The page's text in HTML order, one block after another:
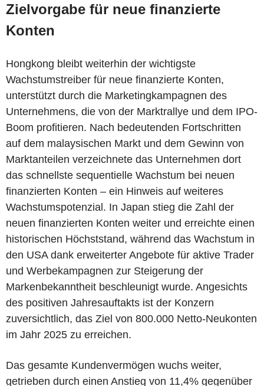
Zielvorgabe für neue finanzierte
Konten
Hongkong bleibt weiterhin der wichtigste
Wachstumstreiber für neue finanzierte Konten,
unterstützt durch die Marketingkampagnen des
Unternehmens, die von der Marktrallye und dem IPO-
Boom profitieren. Nach bedeutenden Fortschritten
auf dem malaysischen Markt und dem Gewinn von
Marktanteilen verzeichnete das Unternehmen dort
das schnellste sequentielle Wachstum bei neuen
finanzierten Konten – ein Hinweis auf weiteres
Wachstumspotenzial. In Japan stieg die Zahl der
neuen finanzierten Konten weiter und erreichte einen
historischen Höchststand, während das Wachstum in
den USA dank erweiterter Angebote für aktive Trader
und Werbekampagnen zur Steigerung der
Markenbekanntheit beschleunigt wurde. Angesichts
des positiven Jahresauftakts ist der Konzern
zuversichtlich, das Ziel von 800.000 Netto-Neukonten
im Jahr 2025 zu erreichen.
Das gesamte Kundenvermögen wuchs weiter,
getrieben durch einen Anstieg von 11,4% gegenüber